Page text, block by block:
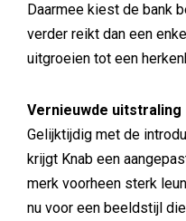
Daarmee kiest de bank
verder reikt dan een
uitgroeien tot een
Vernieuwde uitstraling
Gelijktijdig met de
krijgt Knab een
merk voorheen sterk
nu voor een beeldstijl